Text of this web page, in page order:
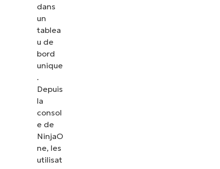
dans
un
tablea
u de
bord
unique
.
Depuis
la
consol
e de
NinjaO
ne, les
utilisat